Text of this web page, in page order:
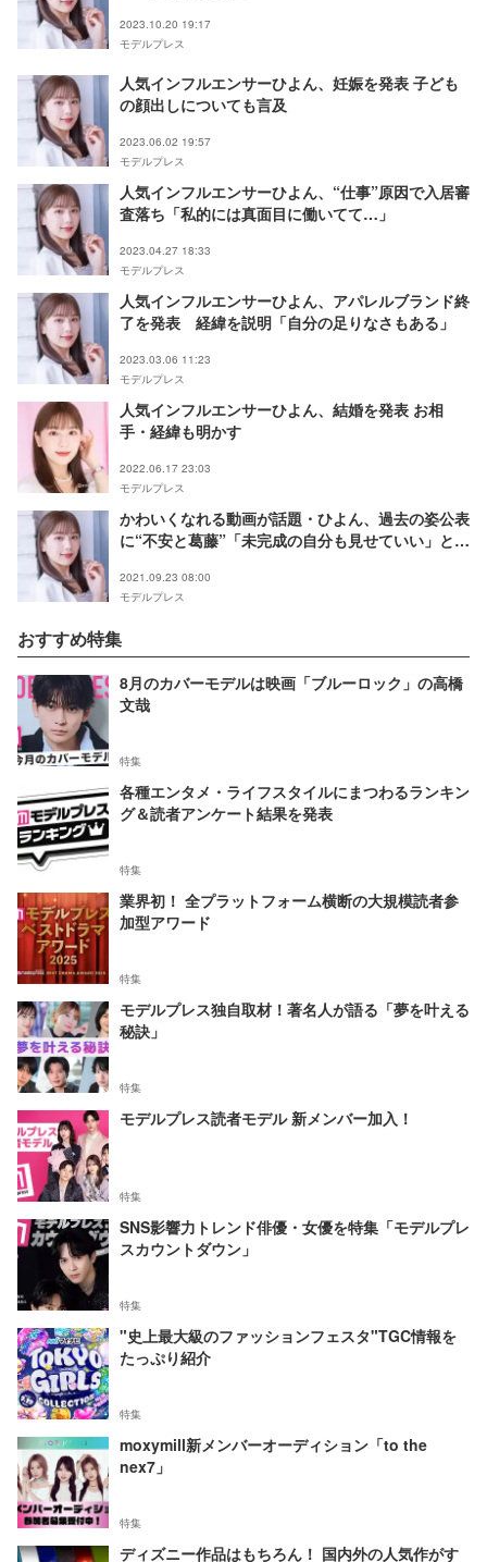
2023.10.20 19:17
モデルプレス
人気インフルエンサーひよん、妊娠を発表 子ども
の顔出しについても言及
2023.06.02 19:57
モデルプレス
人気インフルエンサーひよん、“仕事”原因で入居審
査落ち「私的には真面目に働いてて…」
2023.04.27 18:33
モデルプレス
人気インフルエンサーひよん、アパレルブランド終
了を発表 経緯を説明「自分の足りなさもある」
2023.03.06 11:23
モデルプレス
人気インフルエンサーひよん、結婚を発表 お相
手・経緯も明かす
2022.06.17 23:03
モデルプレス
かわいくなれる動画が話題・ひよん、過去の姿公表
に“不安と葛藤”「未完成の自分も見せていい」と思
2021.09.23 08:00
モデルプレス
おすすめ特集
8月のカバーモデルは映画「ブルーロック」の高橋
文哉
特集
各種エンタメ・ライフスタイルにまつわるランキン
グ＆読者アンケート結果を発表
特集
業界初！ 全プラットフォーム横断の大規模読者参
加型アワード
特集
モデルプレス独自取材！著名人が語る「夢を叶える
秘訣」
特集
モデルプレス読者モデル 新メンバー加入！
特集
SNS影響力トレンド俳優・女優を特集「モデルプレ
スカウントダウン」
特集
"史上最大級のファッションフェスタ"TGC情報を
たっぷり紹介
特集
moxymill新メンバーオーディション「to the
nex7」
特集
ディズニー作品はもちろん！ 国内外の人気作がす